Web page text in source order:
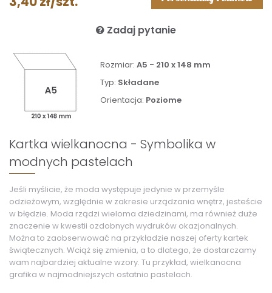
Zadaj pytanie
Rozmiar: A5 - 210 x 148 mm
Typ: Składane
Orientacja: Poziome
Kartka wielkanocna - Symbolika w
modnych pastelach
Jeśli myślicie, że moda występuje jedynie w przemyśle
odzieżowym, względnie w zakresie urządzania wnętrz, jesteście
w błędzie. Moda rządzi wieloma dziedzinami, ma również duże
znaczenie w kwestii ozdobnych wydruków okazjonalnych.
Można to zaobserwować na przykładzie naszej oferty kartek
świątecznych. Wciąż się zmienia, a to dlatego, że dostarczamy
wam najbardziej aktualne wzory. Tu przykład, wielkanocna
grafika w najmodniejszych ostatnio pastelach.